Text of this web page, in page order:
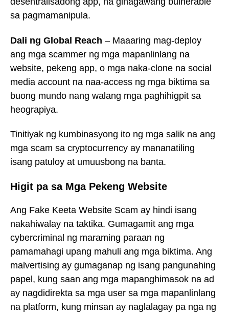
sa pagmamanipula.
Dali ng Global Reach – Maaaring mag-deploy
ang mga scammer ng mga mapanlinlang na
website, pekeng app, o mga naka-clone na social
media account na naa-access ng mga biktima sa
buong mundo nang walang mga paghihigpit sa
heograpiya.
Tinitiyak ng kumbinasyong ito ng mga salik na ang
mga scam sa cryptocurrency ay mananatiling
isang patuloy at umuusbong na banta.
Higit pa sa Mga Pekeng Website
Ang Fake Keeta Website Scam ay hindi isang
nakahiwalay na taktika. Gumagamit ang mga
cybercriminal ng maraming paraan ng
pamamahagi upang mahuli ang mga biktima. Ang
malvertising ay gumaganap ng isang pangunahing
papel, kung saan ang mga mapanghimasok na ad
ay nagdidirekta sa mga user sa mga mapanlinlang
na platform, kung minsan ay naglalagay pa nga ng